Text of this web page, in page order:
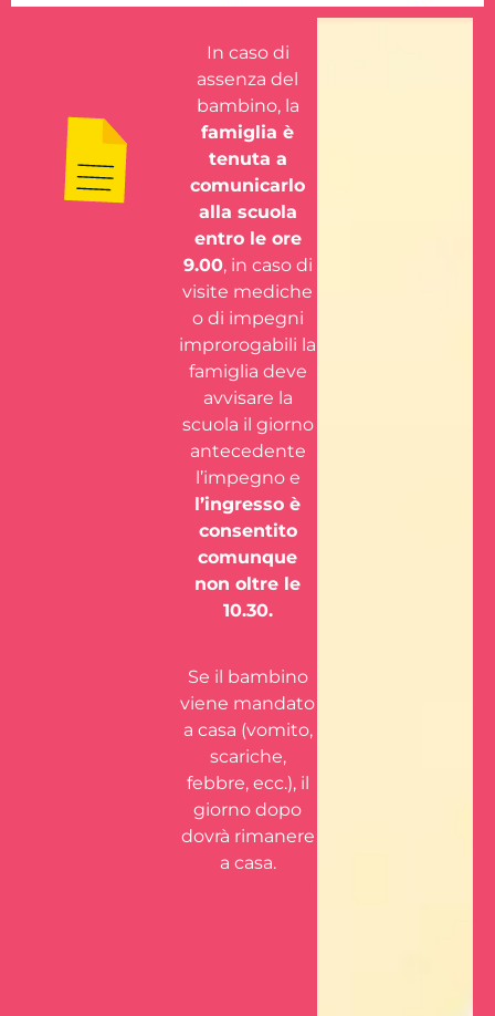
In caso di
assenza del
bambino, la
famiglia è
tenuta a
comunicarlo
alla scuola
entro le ore
9.00, in caso di
visite mediche
o di impegni
improrogabili la
famiglia deve
avvisare la
scuola il giorno
antecedente
l’impegno e
l’ingresso è
consentito
comunque
non oltre le
10.30.
Se il bambino
viene mandato
a casa (vomito,
scariche,
febbre, ecc.), il
giorno dopo
dovrà rimanere
a casa.